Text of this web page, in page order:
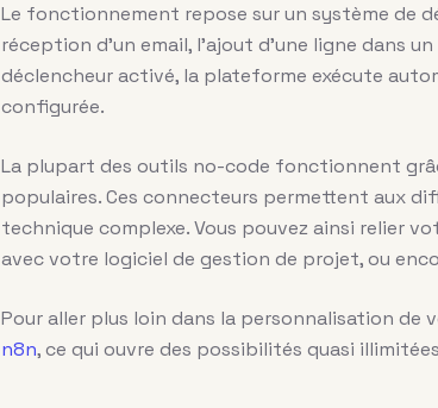
Le fonctionnement repose sur un système de
réception d’un email, l’ajout d’une ligne dans
déclencheur activé, la plateforme exécute
configurée.
La plupart des outils no-code fonctionnent
populaires. Ces connecteurs permettent aux
technique complexe. Vous pouvez ainsi relier
avec votre logiciel de gestion de projet, ou
Pour aller plus loin dans la personnalisation de
n8n, ce qui ouvre des possibilités quasi